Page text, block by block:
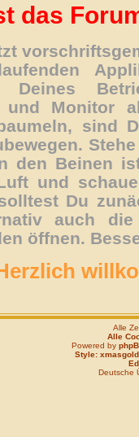
das
Deines
und Monitor
sind
den Beinen
und
Du
auch
öffnen.
Alle
Alle
Powered by
Style: xmasgold
Deutsche